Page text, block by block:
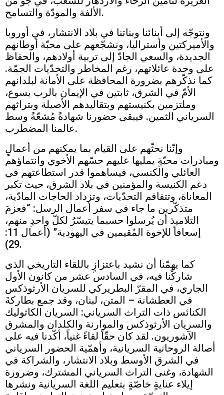
الألفة والمودّة والتسامح.
ونتوجّه إلى أبنائنا وبناتنا في بلاد الانتشار، في أوروبا
والأميركتين وأستراليا، ونشجّعهم على محبّة أوطانهم
الجديدة، والسعي الجادّ إلى تربية أولادهم، والحفاظ
على وحدة عائلاتهم، رغم المخاطر والتحدّيات الجمّة.
كما نذكّرهم بضرورة المحافظة على الأمانة لبلدانهم
الأمّ في الشرق، ثابتين في الإيمان بالرب يسوع،
وملتزمين بكنيستهم وبتقاليدهم الأصيلة وبتراثهم
السرياني الثمين. فيبقى حضورنا شهادةً مُشعّةً وسط
عالمنا المضطرب.
وإنّنا نحثّهم على القيام بما يمكنهم من أعمالٍ
ومبادرات محبّةٍ يمليها عليهم حسّهم الأخوي وانتماؤهم
العائلي والكنسي، فيساهموا قدر استطاعتهم في
دعم الكنيسة والمؤمنين في بلاد الشرق، حيث تكبر
المعاناة، وتتفاقم التحدّيات، وتزداد الحاجات المادّية،
متذكّرين ما جاء في سفر أعمال الرسل: “فعزمَ
التلاميذ أن يُرسلوا حسبما يتيسّرُ لكلّ واحدٍ منهم،
إسعافاً للإخوة المُقيمين في اليهودية” (أعمال 11:
29).
كما يهمّنا أن نشيد باعتزازٍ باللقاء التاريخي الذي
شاركْنا فيه، في السادس عشر من كانون الأول
الجاري، في المقرّ البطريركي للسريان الأرثوذكس
في العطشانة – المتن، لبنان، وقد جمع بطاركةَ
الكنائس ذات التراث السرياني: السريان الكاثوليك
والسريان الأرثوذكس والموارنة والكلدان والمشرق
الآشوريون. لقد كان حقّاً لقاءً غنياً، أكّدنا فيه على
أصالة الروحانية السريانية، وأهمّية الحضور السرياني
في الشرق الأوسط وبلاد الانتشار، والشراكة في
الشهادة، وغنى التراث السرياني المشترك، وضرورة
إيلاء عنايةٍ خاصّةٍ بتعليم اللغة السريانية ونشرها